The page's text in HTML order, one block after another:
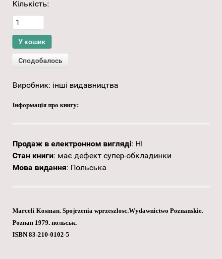
Кількість:
Виробник: інші видавництва
Інформація про книгу:
Продаж в електронном вигляді: НІ
Стан книги: має дефект супер-обкладинки
Мова видання: Польська
Marceli Kosman. Spojrzenia wprzeszlosc.Wydawnictwo Poznanskie.
Poznan 1979. польськ.
ISBN 83-210-0102-5